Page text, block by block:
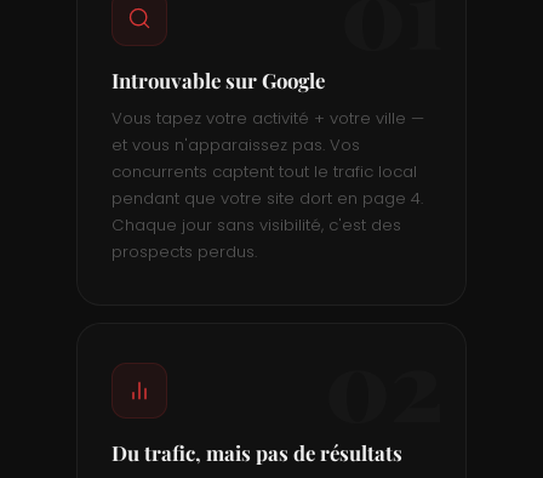
Introuvable sur Google
Vous tapez votre activité + votre ville —
et vous n'apparaissez pas. Vos
concurrents captent tout le trafic local
pendant que votre site dort en page 4.
Chaque jour sans visibilité, c'est des
prospects perdus.
Du trafic, mais pas de résultats